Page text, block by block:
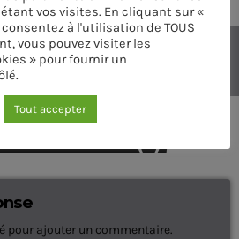
pour ajouter un commentaire.
vos visites. En cliquant sur «
à l'utilisation de TOUS
vous pouvez visiter les
» pour fournir un
Tout accepter